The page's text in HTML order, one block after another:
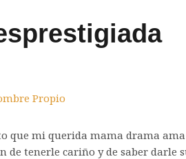
Propio
que mi querida mama drama ama
de tenerle cariño y de saber darle